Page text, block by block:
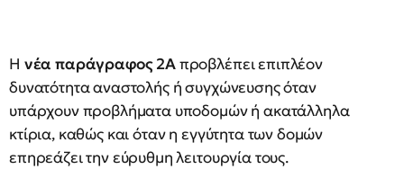
Η νέα παράγραφος 2Απροβλέπει επιπλέον
δυνατότητα αναστολής ή συγχώνευσης όταν
υπάρχουν προβλήματα υποδομών ή ακατάλληλα
κτίρια, καθώς και όταν η εγγύτητα των δομών
επηρεάζει την εύρυθμη λειτουργία τους.